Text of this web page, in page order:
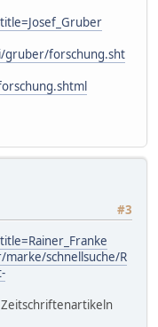
gruber/forschung.sht
#3
schnellsuche/R
Zeitschriftenartikeln